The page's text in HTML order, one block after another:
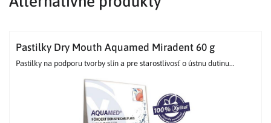
Pastilky Dry Mouth Aquamed Miradent 60 g
Pastilky na podporu tvorby slín a pre starostlivosť o ústnu dutinu...